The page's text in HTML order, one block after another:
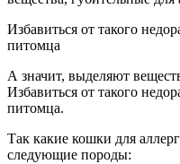
Избавиться от такого
питомца
А значит, выделяют
Избавиться от такого
питомца.
Так какие кошки для
следующие породы: